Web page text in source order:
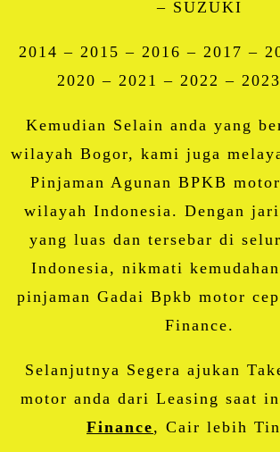
– SUZUKI
2014 – 2015 – 2016 – 2017 –
2020 – 2021 – 2022 –
Kemudian Selain anda yang
wilayah Bogor, kami juga
Pinjaman Agunan BPKB
wilayah Indonesia. Dengan
yang luas dan tersebar di
Indonesia, nikmati
pinjaman Gadai Bpkb motor
Finance.
Selanjutnya Segera ajukan
motor anda dari Leasing saat
Finance, Cair lebih